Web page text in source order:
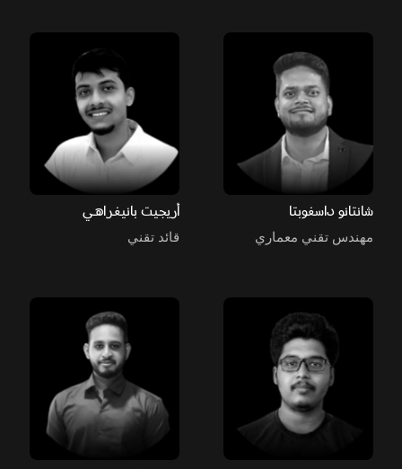
شانتانو داسغوبتا
مهندس تقني معماري
أريجيت بانيغراهي
قائد تقني